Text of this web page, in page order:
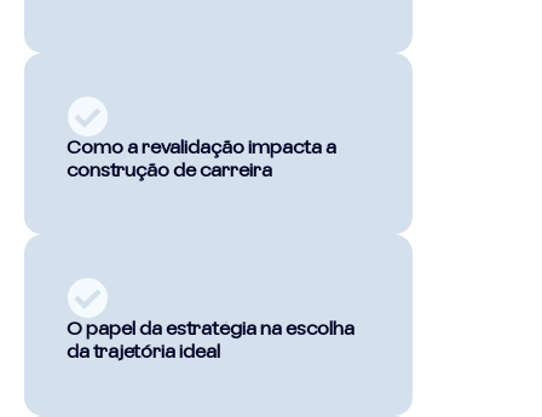
Como a revalidação impacta a
construção de carreira
O papel da estratégia na escolha
da trajetória ideal